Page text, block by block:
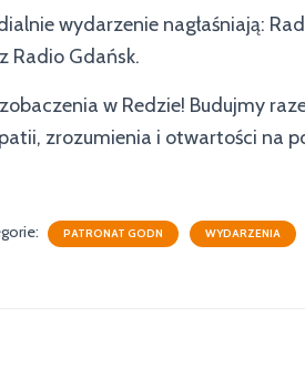
wydarzenie nagłaśniają:
Radio Gdańsk.
w Redzie! Budujmy
zrozumienia i otwartości na
PATRONAT GODN WYDARZENIA